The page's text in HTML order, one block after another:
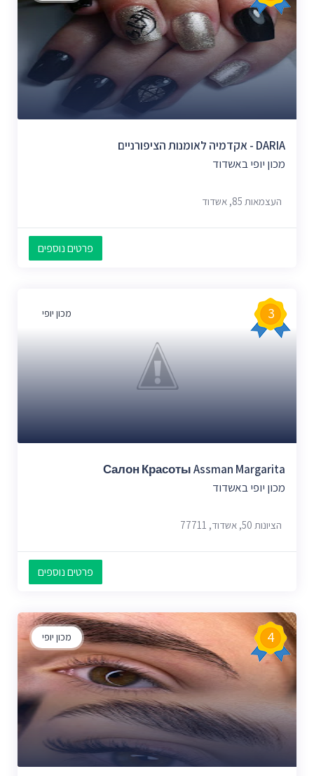
DARIA - אקדמיה לאומנות הציפורניים
מכון יופי באשדוד
העצמאות 85, אשדוד
פרטים נוספים
מכון יופי 3
Салон Красоты Assman Margarita
מכון יופי באשדוד
הציונות 50, אשדוד, 77711
פרטים נוספים
מכון יופי 4